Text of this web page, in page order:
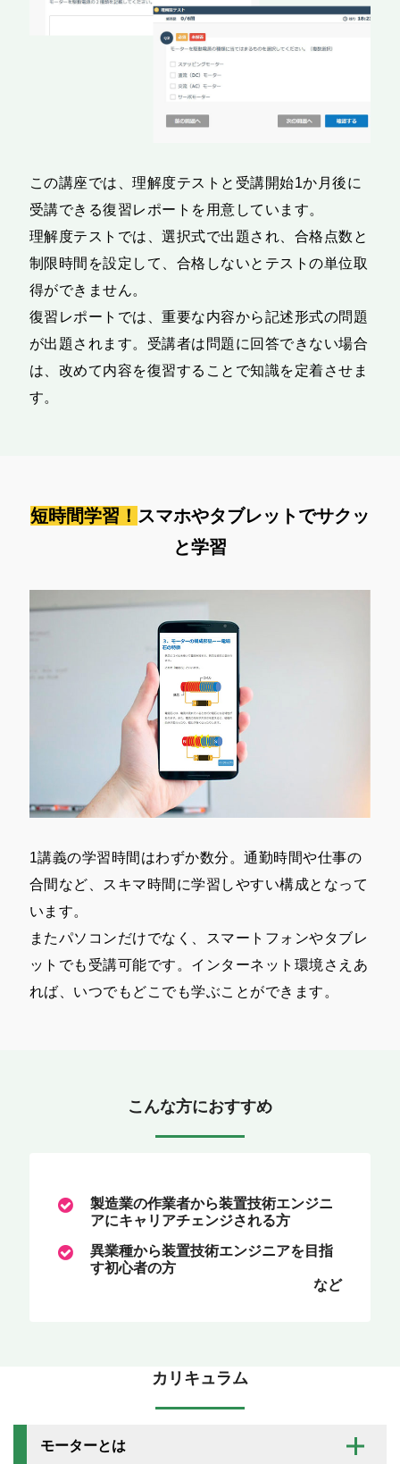
この講座では、理解度テストと受講開始1か月後に
受講できる復習レポートを用意しています。
理解度テストでは、選択式で出題され、合格点数と
制限時間を設定して、合格しないとテストの単位取
得ができません。
復習レポートでは、重要な内容から記述形式の問題
が出題されます。受講者は問題に回答できない場合
は、改めて内容を復習することで知識を定着させま
す。
短時間学習！ スマホやタブレットでサクッ
と学習
1講義の学習時間はわずか数分。通勤時間や仕事の
合間など、スキマ時間に学習しやすい構成となって
います。
またパソコンだけでなく、スマートフォンやタブレ
ットでも受講可能です。インターネット環境さえあ
れば、いつでもどこでも学ぶことができます。
こんな方におすすめ
製造業の作業者から装置技術エンジニ
アにキャリアチェンジされる方
異業種から装置技術エンジニアを目指
す初心者の方
など
カリキュラム
モーターとは